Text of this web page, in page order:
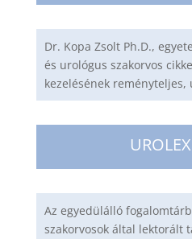
Dr. Kopa Zsolt Ph.D.,
és urológus szakorvos
kezelésének reményteljes,
Az egyedülálló
szakorvosok által lektorált